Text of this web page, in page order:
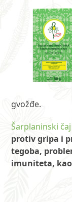
gvožđe.
Šarplaninski čaj
protiv gripa i
tegoba,
imuniteta,